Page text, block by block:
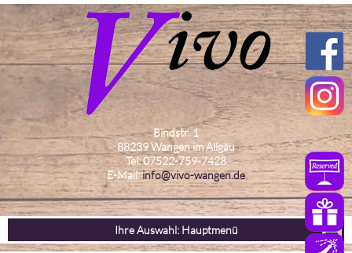
Bindstr. 1
88239 Wangen im Allgäu
Tel: 07522-759-7428
E-Mail:info@vivo-wangen.de
Ihre Auswahl: Hauptmenü